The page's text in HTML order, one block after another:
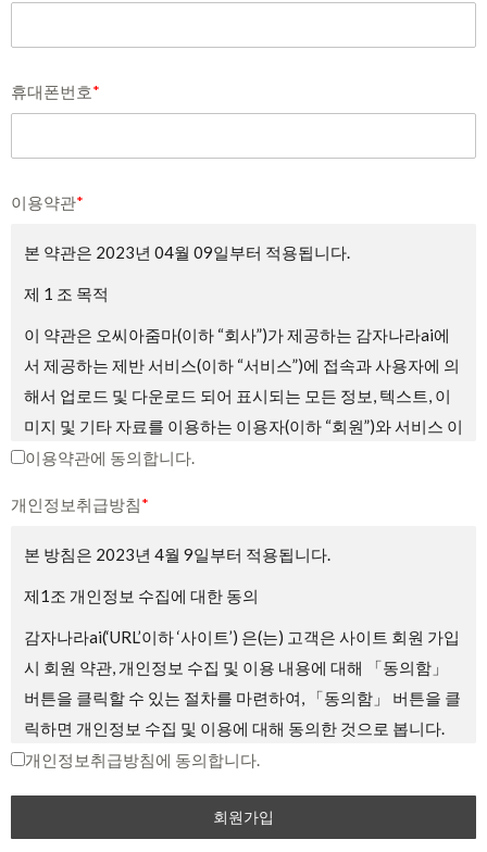
휴대폰번호*
이용약관*
본 약관은 2023년 04월 09일부터 적용됩니다.
제 1 조 목적
이 약관은 오씨아줌마(이하 “회사”)가 제공하는 감자나라ai에
서 제공하는 제반 서비스(이하 “서비스”)에 접속과 사용자에 의
해서 업로드 및 다운로드 되어 표시되는 모든 정보, 텍스트, 이
미지 및 기타 자료를 이용하는 이용자(이하 “회원”)와 서비스 이
용에 관한 권리 및 의무와 책임사항, 기타 필요한 사항을 규정
① 회사는 서비스의 가입 과정에 본 약관을 게시합니다.
② 회사는 관련법에 위배되지 않는 범위에서 본 약관을 변경할
수 있습니다.
③ 회원은 회사가 전항에 따라 변경하는 약관에 동의하지 않을
권리가 있으며, 이 경우 회원은 회사에서 제공하는 서비스 이용
중단 및 탈퇴 의사를 표시하고 서비스 이용 종료를 요청할 수
있습니다. 다만, 회사가 회원에게 변경된 약관의 내용을 통보하
시가 표명된 것으로 본다는 뜻”을 명확히 통지하였음에도 불구
이용약관에 동의합니다.
개인정보취급방침*
본 방침은 2023년 4월 9일부터 적용됩니다.
제1조 개인정보 수집에 대한 동의
감자나라ai(‘URL’이하 ‘사이트’) 은(는) 고객은 사이트 회원 가입
시 회원 약관, 개인정보 수집 및 이용 내용에 대해 「동의함」
버튼을 클릭할 수 있는 절차를 마련하여, 「동의함」 버튼을 클
릭하면 개인정보 수집 및 이용에 대해 동의한 것으로 봅니다.
제2조 개인정보의 수집 항목 및 이용 목적
“개인정보”는 생존하는 개인에 관한 정보로서 해당 정보에 포
함된 성명, 주민등록번호 등의 사항으로 해당 개인을 식별할 수
개인정보취급방침에 동의합니다.